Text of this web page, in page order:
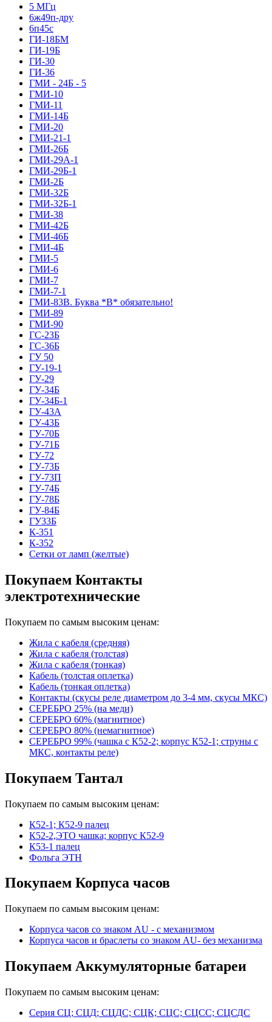
5 МГц
6ж49п-дру
6п45с
ГИ-18БМ
ГИ-19Б
ГИ-30
ГИ-36
ГМИ - 24Б - 5
ГМИ-10
ГМИ-11
ГМИ-14Б
ГМИ-20
ГМИ-21-1
ГМИ-26Б
ГМИ-29А-1
ГМИ-29Б-1
ГМИ-2Б
ГМИ-32Б
ГМИ-32Б-1
ГМИ-38
ГМИ-42Б
ГМИ-46Б
ГМИ-4Б
ГМИ-5
ГМИ-6
ГМИ-7
ГМИ-7-1
ГМИ-83В. Буква *В* обязательно!
ГМИ-89
ГМИ-90
ГС-23Б
ГС-36Б
ГУ 50
ГУ-19-1
ГУ-29
ГУ-34Б
ГУ-34Б-1
ГУ-43А
ГУ-43Б
ГУ-70Б
ГУ-71Б
ГУ-72
ГУ-73Б
ГУ-73П
ГУ-74Б
ГУ-78Б
ГУ-84Б
ГУ33Б
К-351
К-352
Сетки от ламп (желтые)
Покупаем Контакты
электротехнические
Покупаем по самым высоким ценам:
Жила с кабеля (средняя)
Жила с кабеля (толстая)
Жила с кабеля (тонкая)
Кабель (толстая оплетка)
Кабель (тонкая оплетка)
Контакты (скусы реле диаметром до 3-4 мм, скусы МКС)
СЕРЕБРО 25% (на меди)
СЕРЕБРО 60% (магнитное)
СЕРЕБРО 80% (немагнитное)
СЕРЕБРО 99% (чашка с К52-2; корпус К52-1; струны с
МКС, контакты реле)
Покупаем Тантал
Покупаем по самым высоким ценам:
К52-1; К52-9 палец
К52-2,ЭТО чашка; корпус К52-9
К53-1 палец
Фольга ЭТН
Покупаем Корпуса часов
Покупаем по самым высоким ценам:
Корпуса часов cо знаком AU - с механизмом
Корпуса часов и браслеты со знаком AU- без механизма
Покупаем Аккумуляторные батареи
Покупаем по самым высоким ценам:
Серия СЦ; СЦД; СЦДС; СЦК; СЦС; СЦСС; СЦСДС